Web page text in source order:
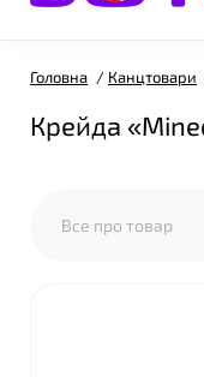
Головна Канцтовари
Крейда
Все про товар